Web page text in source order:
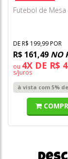
Futebol de Mesa
DE R$ 199,99 POR
R$ 161,49 NO
ou 4X DE R$
s/juros
à vista com 5%